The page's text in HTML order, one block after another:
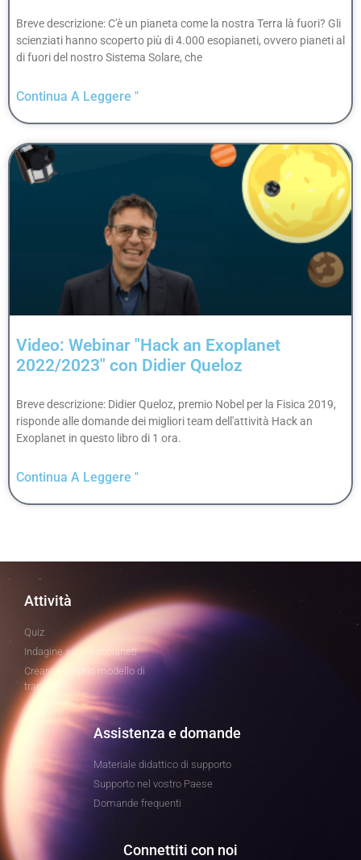
Breve descrizione: C'è un pianeta come la nostra Terra là fuori? Gli
scienziati hanno scoperto più di 4.000 esopianeti, ovvero pianeti al
di fuori del nostro Sistema Solare, che
Continua A Leggere "
Video: Webinar "Hack an Exoplanet
2022/2023" con Didier Queloz
Breve descrizione: Didier Queloz, premio Nobel per la Fisica 2019,
risponde alle domande dei migliori team dell'attività Hack an
Exoplanet in questo libro di 1 ora.
Continua A Leggere "
Attività
Quiz
Indagine sugli esopianeti
Creare il proprio modello di
transito
Assistenza e domande
Materiale didattico di supporto
Supporto nel vostro Paese
Domande frequenti
Connettiti con noi